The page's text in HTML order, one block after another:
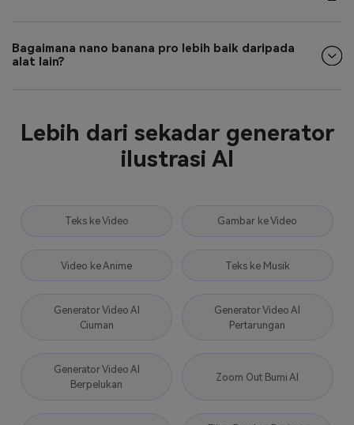
Bagaimana nano banana pro lebih baik daripada
alat lain?
Lebih dari sekadar generator
ilustrasi AI
Teks ke Video Gambar ke Video
Video ke Anime Teks ke Musik
Generator Video AI
Ciuman
Generator Video AI
Pertarungan
Generator Video AI
Berpelukan
Zoom Out Bumi AI